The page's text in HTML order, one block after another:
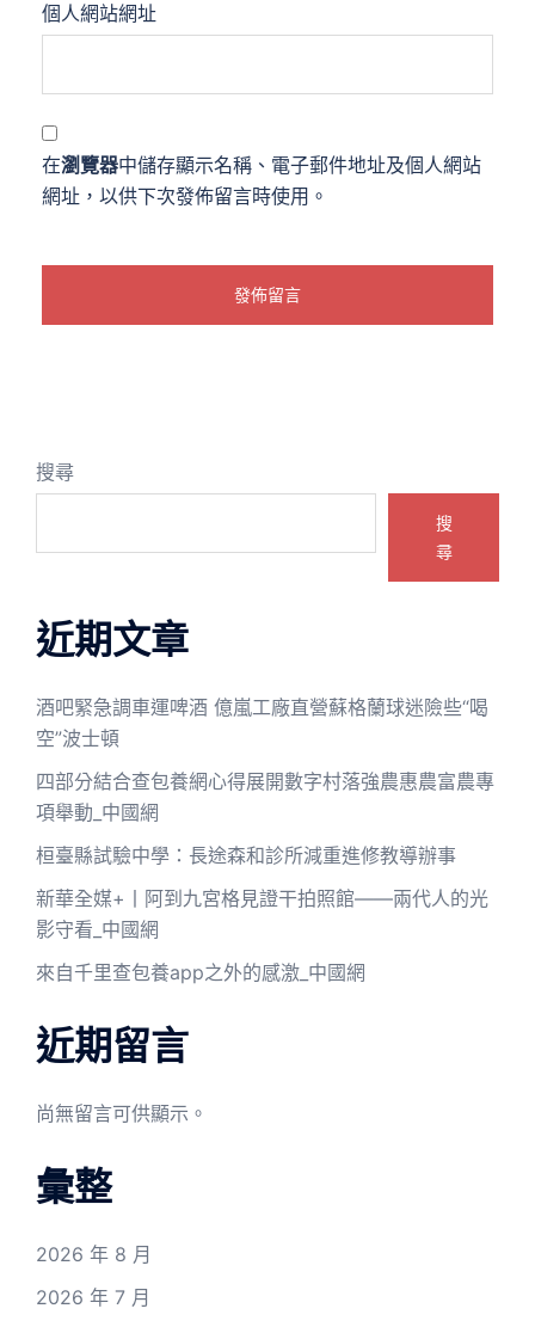
個人網站網址
在瀏覽器中儲存顯示名稱、電子郵件地址及個人網站
網址，以供下次發佈留言時使用。
搜尋
搜
尋
近期文章
酒吧緊急調車運啤酒 億嵐工廠直營蘇格蘭球迷險些“喝
空”波士頓
四部分結合查包養網心得展開數字村落強農惠農富農專
項舉動_中國網
桓臺縣試驗中學：長途森和診所減重進修教導辦事
新華全媒+丨阿到九宮格見證干拍照館——兩代人的光
影守看_中國網
來自千里查包養app之外的感激_中國網
近期留言
尚無留言可供顯示。
彙整
2026 年 8 月
2026 年 7 月